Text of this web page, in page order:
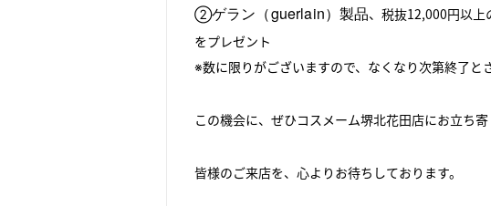
②ゲラン（guerlain）製品、税抜12,000円以上
をプレゼント
※数に限りがございますので、なくなり次第終了と
この機会に、ぜひコスメーム堺北花田店にお立ち寄
皆様のご来店を、心よりお待ちしております。